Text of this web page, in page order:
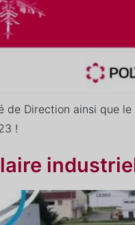
de Direction ainsi que
!